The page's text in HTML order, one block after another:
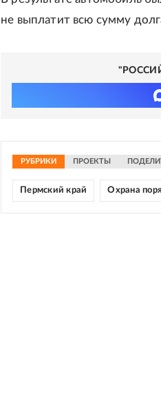
не выплатит всю сумму
РУБРИКИ ПРОЕКТЫ
Пермский край Охрана